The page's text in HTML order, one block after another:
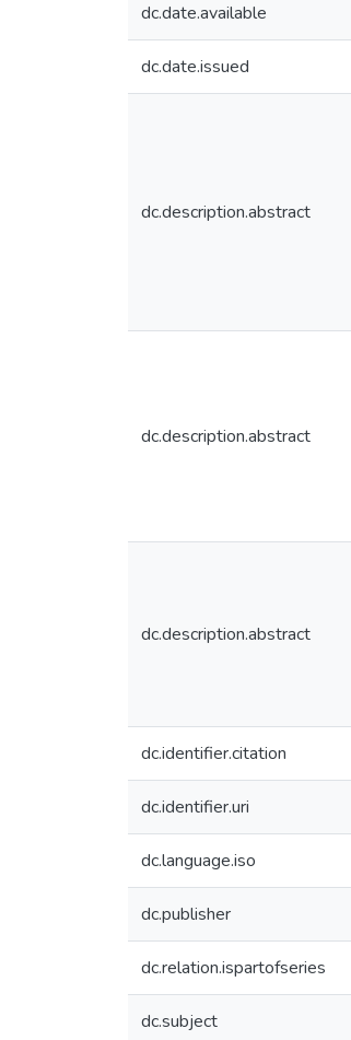
dc.date.available
dc.date.issued
dc.description.abstract
dc.description.abstract
dc.description.abstract
dc.identifier.citation
dc.identifier.uri
dc.language.iso
dc.publisher
dc.relation.ispartofseries
dc.subject